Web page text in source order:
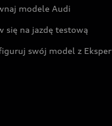
modele Audi
się na jazdę testową
swój model z